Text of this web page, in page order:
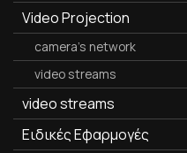
Video Projection
camera's network
video streams
video streams
Ειδικές Εφαρμογές